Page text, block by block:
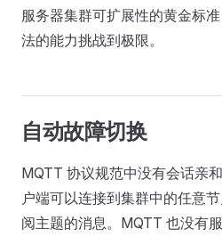
服务器集群可扩展性的黄金标
法的能力挑战到极限。
自动故障切换
MQTT 协议规范中没有会话亲
户端可以连接到集群中的任意
阅主题的消息。MQTT 也没有